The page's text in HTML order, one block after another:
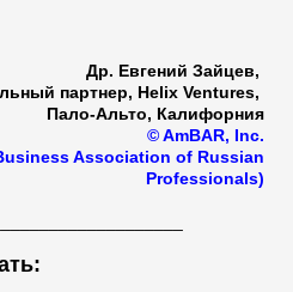
Др. Евгений Зайцeв,
партнер, Helix Ventures,
Пало-Альто, Калифорния
© AmBAR, Inc.
Association of Russian
Professionals)